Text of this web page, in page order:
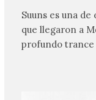
Suuns es una
que llegaron a
profundo trance